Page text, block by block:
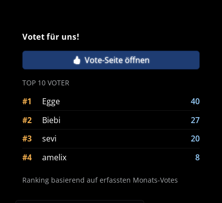
Votet für uns!
Vote-Seite öffnen
TOP 10 VOTER
#1 Egge
40
#2
Biebi
27
#3
sevi
20
#4
amelix 8
Ranking basierend auf erfassten Monats-Votes